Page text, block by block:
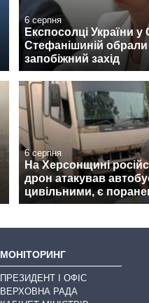
6 серпня
Експосолці України
Стефанішиній обрали
запобіжний захід
6 серпня
На Херсонщині
дрон атакував
цивільними, є
МОНІТОРИНГ
ПРЕЗИДЕНТ І ОФІС
ВЕРХОВНА РАДА